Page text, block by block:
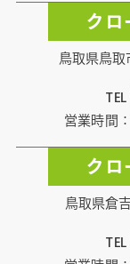
クロ
鳥取県鳥取
TEL
営業時間
クロ
鳥取県倉
TEL